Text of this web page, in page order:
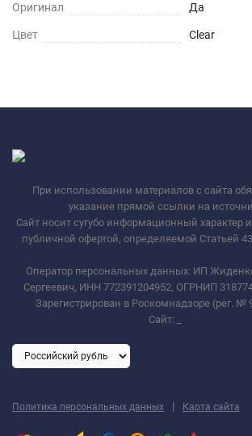
Оригинал Да
Цвет Clear
При использовании материалов с сайта
указание прямой ссылки на
Сайт носит сугубо информационный характер
публичной офертой, определяемой Статьей
Оператор персональных данных: ИП
Сергеевич, ИНН 772391204952, ОГРНИП
Зарегистрирован в Роскомнадзоре (рег. №
Сайт:
Политика персональных данных | Карта сайта